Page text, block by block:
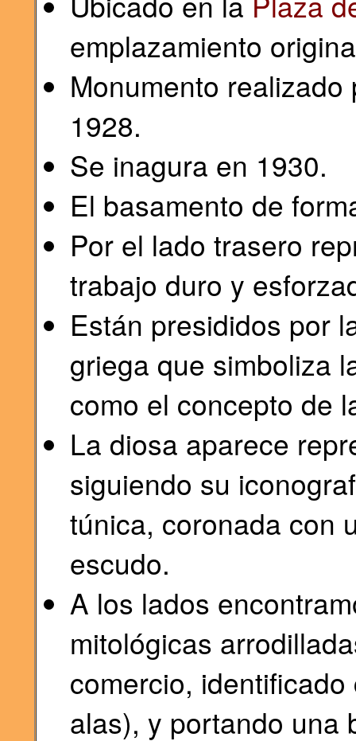
emplazamiento
Monumento
1928.
Se inagura en 1930.
El basamento de
Por el lado trasero
trabajo duro y
Están presididos por
griega que simboliza
como el concepto de
La diosa aparece
siguiendo su
túnica, coronada con
escudo.
A los lados
mitológicas
comercio,
alas), y portando una